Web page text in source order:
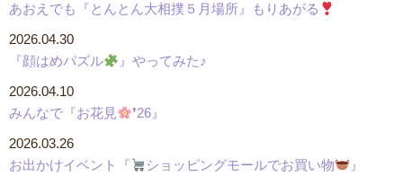
あおえでも『とんとん大相撲５月場所』もりあがる
『顔はめパズル 』やってみた♪
2026.04.30
みんなで『お花見 ❜26』
2026.04.10
お出かけイベント『 ショッピングモールでお買い物 』
2026.03.26